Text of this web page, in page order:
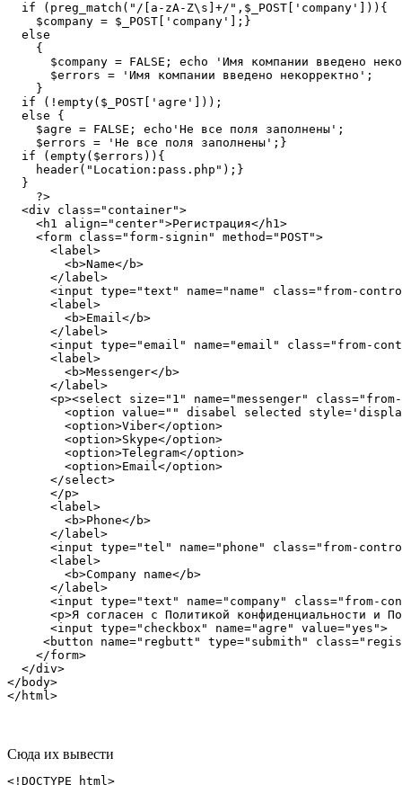
  if (preg_match("/[a-zA-Z\s]+/",$_POST['company'])){
    $company = $_POST['company'];}
  else
    {
$company = FALSE; echo 'Имя компании введено
      $errors = 'Имя компании введено некорректно';
    }
  if (!empty($_POST['agre']));
  else {
    $agre = FALSE; echo'Не все поля заполнены';
    $errors = 'Не все поля заполнены';}
  if (empty($errors)){
    header("Location:pass.php");}
  }
    ?>
  <div class="container">
    <h1 align="center">Регистрация</h1>
    <form class="form-signin" method="POST">
      <label>
        <b>Name</b>
      </label>
<input type="text" name="name" class="from-
      <label>
        <b>Email</b>
      </label>
<input type="email" name="email" class="from-
      <label>
        <b>Messenger</b>
      </label>
<p><select size="1" name="messenger"
<option value="" disabel selected
        <option>Viber</option>
        <option>Skype</option>
        <option>Telegram</option>
        <option>Email</option>
      </select>
      </p>
      <label>
        <b>Phone</b>
      </label>
<input type="tel" name="phone" class="from-
      <label>
        <b>Company name</b>
      </label>
<input type="text" name="company" class="from-
<p>Я согласен с Политикой конфиденциальности и
      <input type="checkbox" name="agre" value="yes">
<button name="regbutt" type="submith"
    </form>
  </div>
</body>
</html>
Сюда их вывести
<!DOCTYPE html>